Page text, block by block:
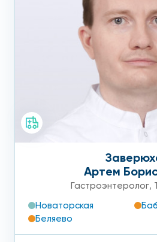
Артем
Гастроэнтеролог,
Новаторская
Беляево